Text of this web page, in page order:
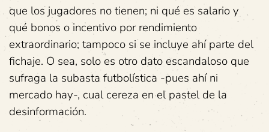
que los jugadores no tienen; ni qué es salario y
qué bonos o incentivo por rendimiento
extraordinario; tampoco si se incluye ahí parte del
fichaje. O sea, solo es otro dato escandaloso que
sufraga la subasta futbolística -pues ahí ni
mercado hay-, cual cereza en el pastel de la
desinformación.